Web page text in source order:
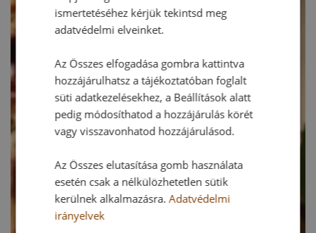
ismertetéséhez kérjük tekintsd meg
adatvédelmi elveinket.
Az Összes elfogadása gombra kattintva
hozzájárulhatsz a tájékoztatóban foglalt
süti adatkezelésekhez, a Beállítások alatt
pedig módosíthatod a hozzájárulás körét
vagy visszavonhatod hozzájárulásod.
Az Összes elutasítása gomb használata
esetén csak a nélkülözhetetlen sütik
kerülnek alkalmazásra.Adatvédelmi
irányelvek